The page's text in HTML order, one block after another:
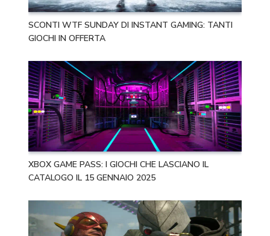
SCONTI WTF SUNDAY DI INSTANT GAMING: TANTI
GIOCHI IN OFFERTA
XBOX GAME PASS: I GIOCHI CHE LASCIANO IL
CATALOGO IL 15 GENNAIO 2025